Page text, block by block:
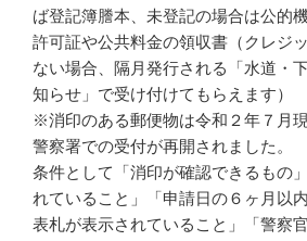
ば登記簿謄本、未登記の場合は公的
許可証や公共料金の領収書（クレジ
ない場合、隔月発行される「水道・
知らせ」で受け付けてもらえます）
※消印のある郵便物は令和２年７月
警察署での受付が再開されました。
条件として「消印が確認できるもの
れていること」「申請日の６ヶ月以
表札が表示されていること」「警察